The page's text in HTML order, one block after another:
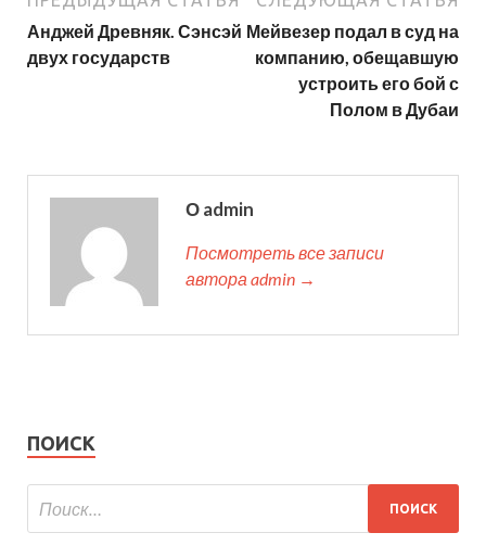
Анджей Древняк. Сэнсэй
двух государств
Мейвезер подал в суд на
компанию, обещавшую
устроить его бой с
Полом в Дубаи
О admin
Посмотреть все записи
автора admin →
ПОИСК